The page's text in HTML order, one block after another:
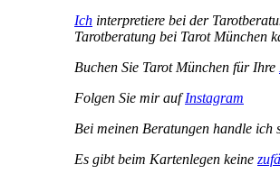
Ich interpretiere bei der
Tarotberatung bei Tarot München
Buchen Sie Tarot München für Ihre
Folgen Sie mir aufInstagram
Bei meinen Beratungen handle ich
Es gibt beim Kartenlegen keine